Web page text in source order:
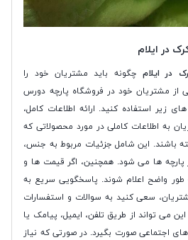
در ایلام
در ایلام چگونه باید مشتریان خود را
از مشتریان خود در فروشگاه پارچه دورس
زیر استفاده کنید. ارائه اطلاعات کامل،
به اطلاعات کاملی در مورد محصولاتی که
باشند. این شامل جزئیات مربوط به جنس،
پارچه ها می شود. همچنین، اگر قیمت ها و
طور واضح اعلام شوند. پاسخگویی سریع به
سعی کنید به سوالات و استفسارات
می تواند از طریق تلفن، ایمیل، پیامک یا
اجتماعی صورت بگیرد. در صورتی که نیاز